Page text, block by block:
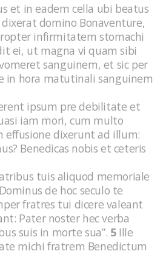
et in eadem cella ubi beatus
dixerat domino Bonaventure,
infirmitatem stomachi
ei, ut magna vi quam sibi
sanguinem, et sic per
in hora matutinali sanguinem
ipsum pre debilitate et
iam mori, cum multo
effusione dixerunt ad illum:
Benedicas nobis et ceteris
tuis aliquod memoriale
de hoc seculo te
fratres tui dicere valeant
Pater noster hec verba
suis in morte sua”. 5Ille
michi fratrem Benedictum